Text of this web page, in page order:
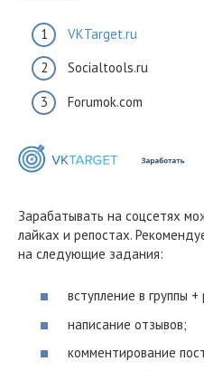
VKTarget.ru
Socialtools.ru
Forumok.com
Зарабатывать на соцсетях
лайках и репостах.
на следующие задания:
вступление в группы +
написание отзывов;
комментирование